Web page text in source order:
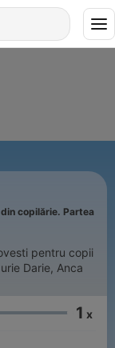
copilărie. Partea
pentru copii
Darie, Anca
1 x